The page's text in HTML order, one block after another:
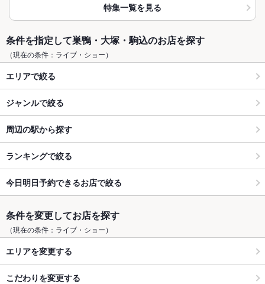
特集一覧を見る
条件を指定して巣鴨・大塚・駒込のお店を探す
（現在の条件：ライブ・ショー）
エリアで絞る
ジャンルで絞る
周辺の駅から探す
ランキングで絞る
今日明日予約できるお店で絞る
条件を変更してお店を探す
（現在の条件：ライブ・ショー）
エリアを変更する
こだわりを変更する